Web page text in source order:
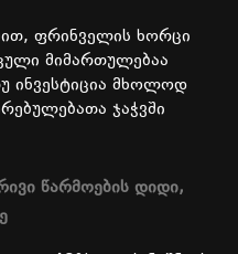
, ფრინველის ხორცი
მიმართულებაა
ინვესტიცია მხოლოდ
ჯაჭვში
წარმოების დიდი,